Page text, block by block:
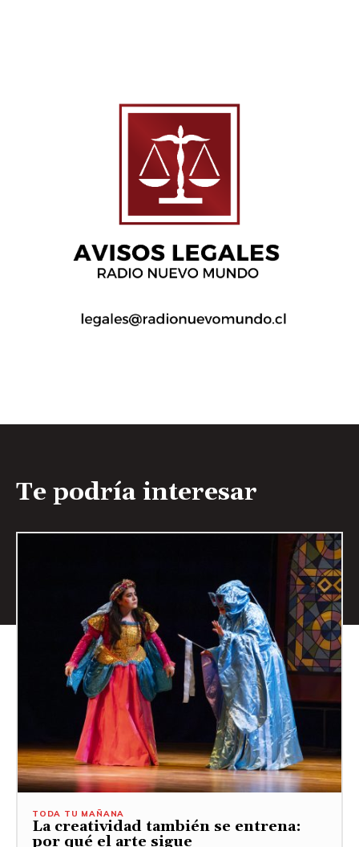
Te podría interesar
TODA TU MAÑANA
La creatividad también se entrena:
por qué el arte sigue